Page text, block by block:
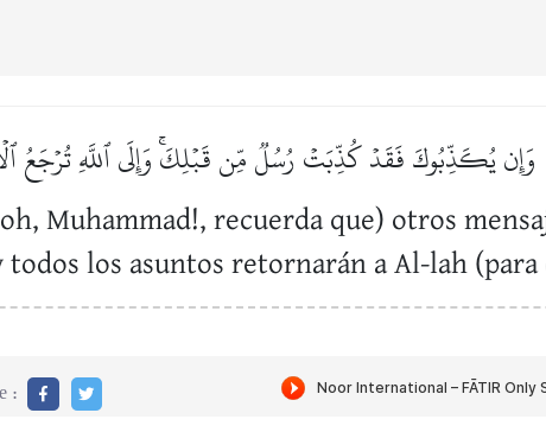
وَإِن يُكَذِّبُوكَ فَقَدۡ كُذِّبَتۡ رُسُلٞ مِّن قَبۡلِكَۚ وَإِلَى ٱللَّهِ تُرۡجَعُ
Muhammad!, recuerda que) otros
los asuntos retornarán a Al-lah (para
: